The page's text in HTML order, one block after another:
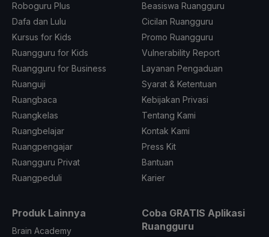
Roboguru Plus
Dafa dan Lulu
Kursus for Kids
Ruangguru for Kids
Ruangguru for Business
Ruanguji
Ruangbaca
Ruangkelas
Ruangbelajar
Ruangpengajar
Ruangguru Privat
Ruangpeduli
Beasiswa Ruangguru
Cicilan Ruangguru
Promo Ruangguru
Vulnerability Report
Layanan Pengaduan
Syarat & Ketentuan
Kebijakan Privasi
Tentang Kami
Kontak Kami
Press Kit
Bantuan
Karier
Produk Lainnya
Brain Academy
Coba GRATIS Aplikasi
Ruangguru